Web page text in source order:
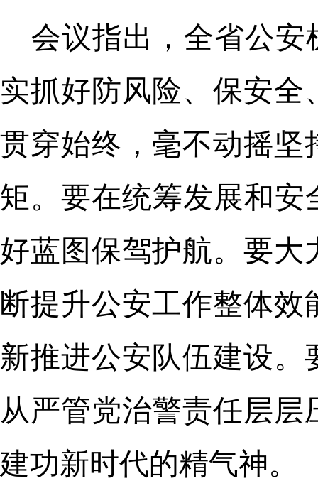
会议指出，全省公安
实抓好防风险、保安
贯穿始终，毫不动摇坚
矩。要在统筹发展和安
好蓝图保驾护航。要
断提升公安工作整体
新推进公安队伍建设
从严管党治警责任层
建功新时代的精气神。